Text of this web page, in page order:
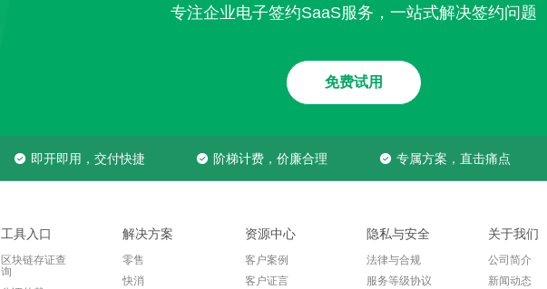
专注企业电子签约SaaS服务，一站式解决签约问题
免费试用
即开即用，交付快捷 阶梯计费，价廉合理 专属方案，直击痛点
工具入口
区块链存证查
询
解决方案
零售
快消
资源中心
客户案例
客户证言
隐私与安全
法律与合规
服务等级协议
关于我们
公司简介
新闻动态